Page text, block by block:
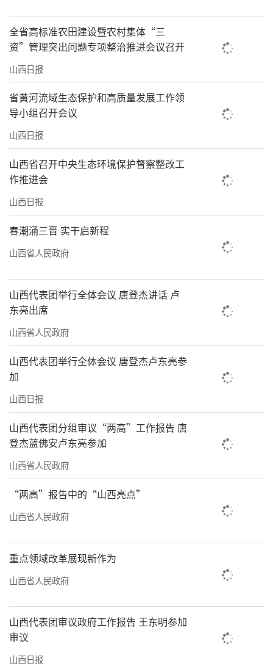
全省高标准农田建设暨农村集体“三
资”管理突出问题专项整治推进会议召开
山西日报
省黄河流域生态保护和高质量发展工作领
导小组召开会议
山西日报
山西省召开中央生态环境保护督察整改工
作推进会
山西日报
春潮涌三晋 实干启新程
山西省人民政府
山西代表团举行全体会议 唐登杰讲话 卢
东亮出席
山西省人民政府
山西代表团举行全体会议 唐登杰卢东亮参
加
山西日报
山西代表团分组审议“两高”工作报告 唐
登杰蓝佛安卢东亮参加
山西省人民政府
“两高”报告中的“山西亮点”
山西省人民政府
重点领域改革展现新作为
山西省人民政府
山西代表团审议政府工作报告 王东明参加
审议
山西日报